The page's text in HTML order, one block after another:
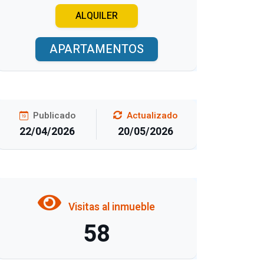
ALQUILER
APARTAMENTOS
Publicado
22/04/2026
Actualizado
20/05/2026
Visitas al inmueble
58